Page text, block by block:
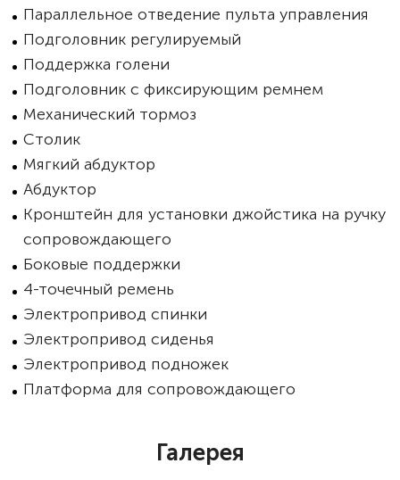
Параллельное отведение пульта управления
Подголовник регулируемый
Поддержка голени
Подголовник с фиксирующим ремнем
Механический тормоз
Столик
Мягкий абдуктор
Абдуктор
Кронштейн для установки джойстика на ручку
сопровождающего
Боковые поддержки
4-точечный ремень
Электропривод спинки
Электропривод сиденья
Электропривод подножек
Платформа для сопровождающего
Галерея